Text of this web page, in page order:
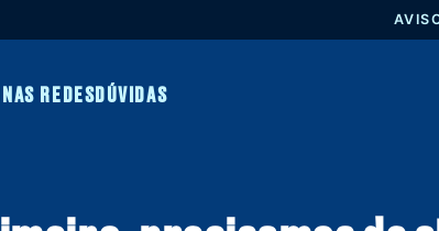
BIS NAS REDESDÚVIDAS